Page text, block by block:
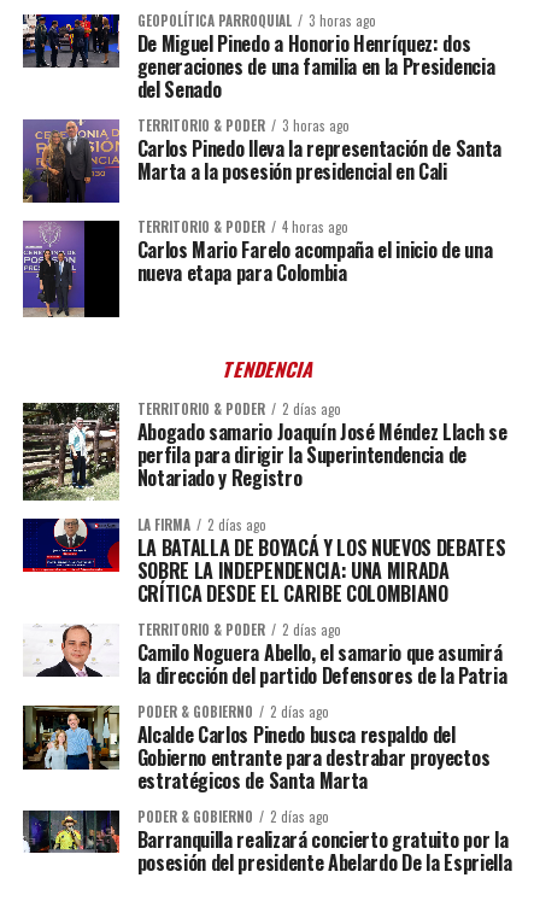
GEOPOLÍTICA PARROQUIAL 3 horas ago
De Miguel Pinedo a Honorio Henríquez: dos
generaciones de una familia en la Presidencia
del Senado
TERRITORIO & PODER 3 horas ago
Carlos Pinedo lleva la representación de Santa
Marta a la posesión presidencial en Cali
TERRITORIO & PODER 4 horas ago
Carlos Mario Farelo acompaña el inicio de una
nueva etapa para Colombia
TENDENCIA
TERRITORIO & PODER 2 días ago
Abogado samario Joaquín José Méndez Llach se
perfila para dirigir la Superintendencia de
Notariado y Registro
LA FIRMA 2 días ago
LA BATALLA DE BOYACÁ Y LOS NUEVOS DEBATES
SOBRE LA INDEPENDENCIA: UNA MIRADA
CRÍTICA DESDE EL CARIBE COLOMBIANO
TERRITORIO & PODER 2 días ago
Camilo Noguera Abello, el samario que asumirá
la dirección del partido Defensores de la Patria
PODER & GOBIERNO 2 días ago
Alcalde Carlos Pinedo busca respaldo del
Gobierno entrante para destrabar proyectos
estratégicos de Santa Marta
PODER & GOBIERNO 2 días ago
Barranquilla realizará concierto gratuito por la
posesión del presidente Abelardo De la Espriella